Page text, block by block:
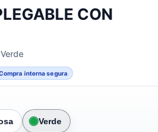
CON
interna segura
Verde